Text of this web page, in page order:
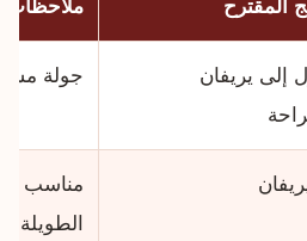
المقترح ملاحظات
إلى يريفان
جولة
مناسب
الطويلة